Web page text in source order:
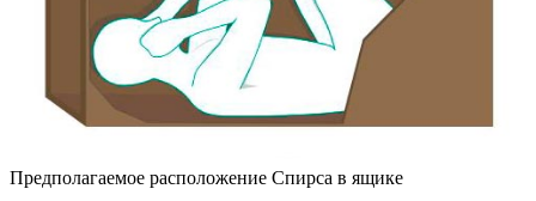
Предполагаемое расположение Спирса в ящике